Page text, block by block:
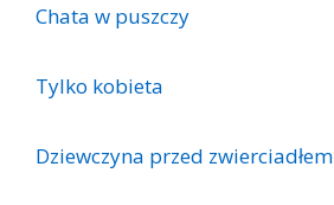
Chata w puszczy
Tylko kobieta
Dziewczyna przed zwierciadłem